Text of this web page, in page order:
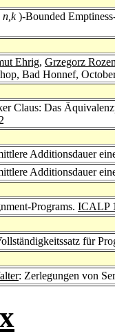
n,k)-Bounded
Ehrig, Grzegorz
Bad Honnef,
Claus: Das
Additionsdauer
Additionsdauer
Programs. ICALP
für
: Zerlegungen von